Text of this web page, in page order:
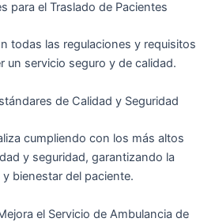
para el Traslado de Pacientes
todas las regulaciones y requisitos
un servicio seguro y de calidad.
de Calidad y Seguridad
cumpliendo con los más altos
y seguridad, garantizando la
bienestar del paciente.
el Servicio de Ambulancia de